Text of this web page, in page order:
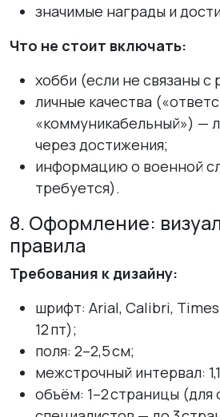
значимые награды и
Что не стоит включать:
хобби (если не связаны с
личные качества
«коммуникабельный») —
через достижения;
информацию о военной
требуется).
8. Оформление:
правила
Требования к дизайну:
шрифт: Arial, Calibri, Times
12 пт);
поля: 2–2,5 см;
межстрочный интервал:
объём: 1–2 страницы (для